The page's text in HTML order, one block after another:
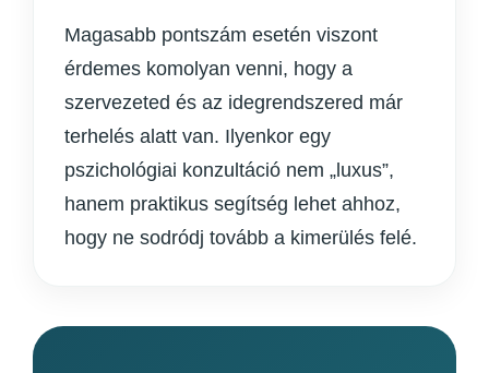
Magasabb pontszám esetén viszont
érdemes komolyan venni, hogy a
szervezeted és az idegrendszered már
terhelés alatt van. Ilyenkor egy
pszichológiai konzultáció nem „luxus”,
hanem praktikus segítség lehet ahhoz,
hogy ne sodródj tovább a kimerülés felé.